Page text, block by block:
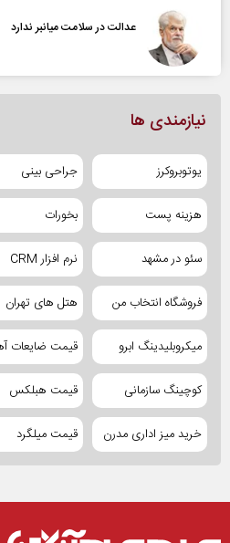
عدالت در سلامت میانبر ندارد
نیازمندی ها
یوتوبروکرز جراحی بینی
هزینه پست بخورات
سئو در مشهد نرم افزار CRM
فروشگاه انتخاب من هتل های تهران
میکروبلیدینگ ابرو قیمت ضایعات
کوچینگ سازمانی قیمت هبلکس
خرید میز اداری مدرن قیمت میلگرد